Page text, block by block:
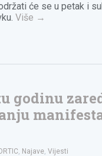
će se u petak i
Više →
godinu
, Najave,Vijesti